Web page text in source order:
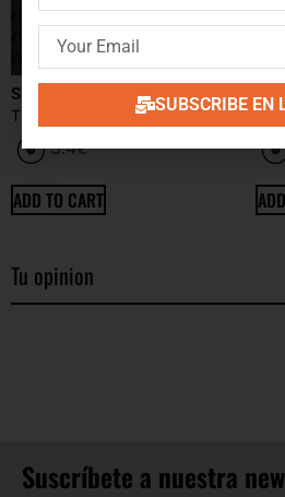
Shermer, Illinois
THE HIT
3.4€
ADD TO CART
Tu opinion
Suscríbete a nuestra
SUBSCRIBE EN